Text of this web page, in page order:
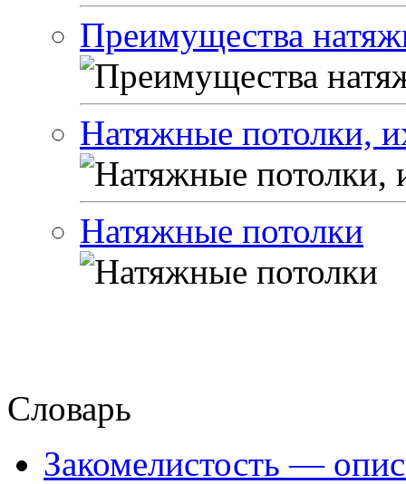
Преимущества
Натяжные потолки,
Натяжные потолки
Словарь
Закомелистость —